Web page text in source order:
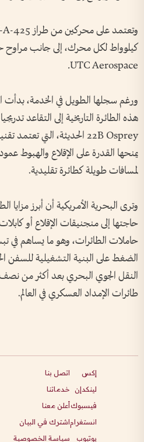
كيلوواط لكل محرك، إلى جانب مراوح
UTC Aerospace.
ورغم سجلها الطويل في الخدمة، بدأت
يمنحها القدرة على الإقلاع والهبوط
لمسافات طويلة كطائرة تقليدية.
وترى البحرية الأمريكية أن أبرز مزايا
حاجتها إلى منجنيقات الإقلاع أو
حاملات الطائرات، وهو ما يساهم في
الضغط على البنية التشغيلية للسفن
النقل الجوي البحري بعد أكثر من
طائرات الإمداد العسكري في العالم.
إكس
لينكدإن
فيسبوك
انستغرام
يوتيوب
اتصل بنا
خدماتنا
أعلن معنا
اشترك في البيان
سياسة الخصوصية